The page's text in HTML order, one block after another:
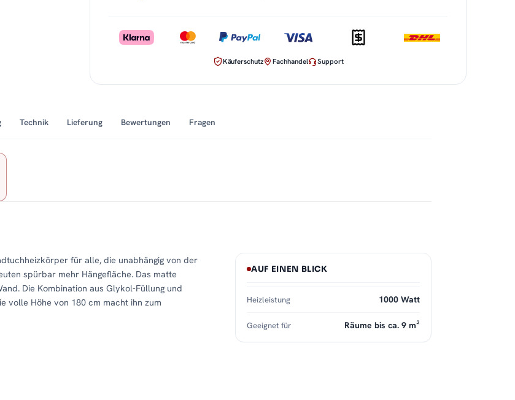
Käuferschutz Fachhandel Support
Technik Lieferung Bewertungen Fragen
für alle, die unabhängig von der
spürbar mehr Hängefläche. Das matte
Die Kombination aus Glykol-Füllung und
volle Höhe von 180 cm macht ihn zum
AUF EINEN BLICK
Heizleistung 1000 Watt
Geeignet für Räume bis ca. 9 m²